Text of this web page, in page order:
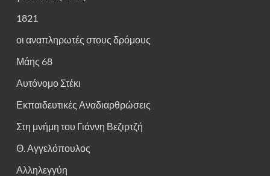
1821
οι αναπληρωτές στους δρόμους
Μάης 68
Αυτόνομο Στέκι
Εκπαιδευτικές Αναδιαρθρώσεις
Στη μνήμη του Γιάννη Βεζιρτζή
Θ. Αγγελόπουλος
Αλληλεγγύη